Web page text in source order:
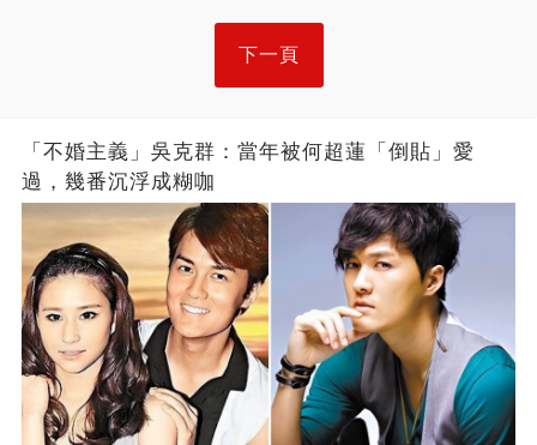
下一頁
「不婚主義」吳克群：當年被何超蓮「倒貼」愛
過，幾番沉浮成糊咖